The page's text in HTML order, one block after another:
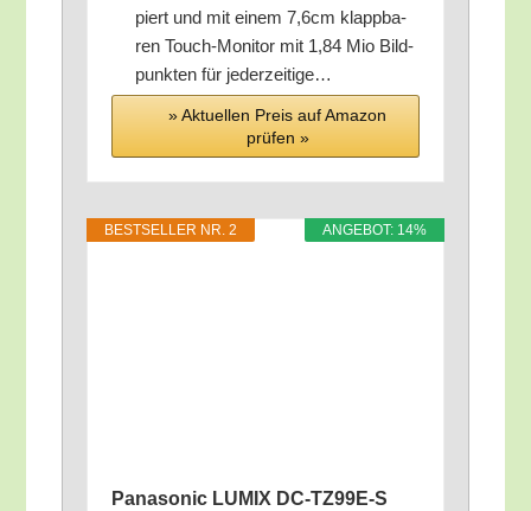
piert und mit einem 7,6cm klapp­ba­
ren Touch-Moni­tor mit 1,84 Mio Bild­
punk­ten für jederzeitige…
» Aktu­el­len Preis auf Ama­zon
prü­fen »
ANGE­BOT: 14%
BEST­SEL­LER NR. 2
Pana­so­nic LUMIX DC-TZ99E‑S